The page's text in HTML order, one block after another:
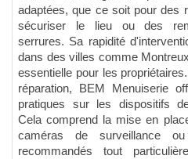
adaptées, que ce soit pour des
sécuriser le lieu ou des
serrures. Sa rapidité
dans des villes comme
essentielle pour les
réparation, BEM Menuiserie
pratiques sur les dispositifs
Cela comprend la mise en
caméras de surveillance
recommandés tout